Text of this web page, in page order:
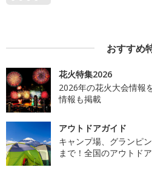
おすすめ
花火特集2026
2026年の花火大会情報
情報も掲載
アウトドアガイド
キャンプ場、グランピ
まで！全国のアウトド